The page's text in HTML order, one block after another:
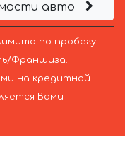
авто
по пробегу
Франшиза.
на кредитной
Вами